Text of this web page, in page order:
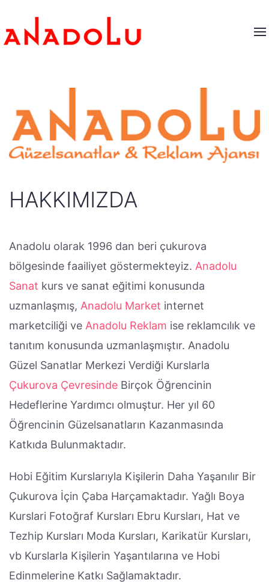
HAKKIMIZDA
Anadolu olarak 1996 dan beri çukurova
bölgesinde faailiyet göstermekteyiz. Anadolu
Sanat kurs ve sanat eğitimi konusunda
uzmanlaşmış, Anadolu Market internet
marketciliği ve Anadolu Reklam ise reklamcılık ve
tanıtım konusunda uzmanlaşmıştır. Anadolu
Güzel Sanatlar Merkezi Verdiği Kurslarla
Çukurova Çevresinde Birçok Öğrencinin
Hedeflerine Yardımcı olmuştur. Her yıl 60
Öğrencinin Güzelsanatların Kazanmasında
Katkıda Bulunmaktadır.
Hobi Eğitim Kurslarıyla Kişilerin Daha Yaşanılır Bir
Çukurova İçin Çaba Harçamaktadır. Yağlı Boya
Kurslari Fotoğraf Kursları Ebru Kursları, Hat ve
Tezhip Kursları Moda Kursları, Karikatür Kursları,
vb Kurslarla Kişilerin Yaşantılarına ve Hobi
Edinmelerine Katkı Sağlamaktadır.